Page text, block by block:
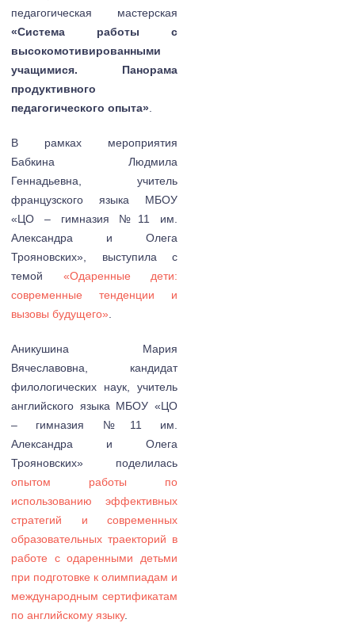
педагогическая мастерская
«Система работы с
высокомотивированными
учащимися. Панорама
продуктивного
педагогического опыта».
В рамках мероприятия
Бабкина Людмила
Геннадьевна, учитель
французского языка МБОУ
«ЦО – гимназия №11 им.
Александра и Олега
Трояновских», выступила с
темой «Одаренные дети:
современные тенденции и
вызовы будущего»
Аникушина Мария
Вячеславовна, кандидат
филологических наук, учитель
английского языка МБОУ «ЦО
– гимназия №11 им.
Александра и Олега
Трояновских» поделилась
опытом работы по
использованию эффективных
стратегий и современных
образовательных траекторий в
работе с одаренными детьми
при подготовке к олимпиадам и
международным сертификатам
по английскому языку.